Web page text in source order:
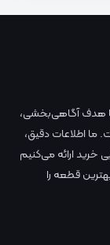
هدف آگاهی‌بخشی،
اطلاعات دقیق،
خرید ارائه می‌کنیم
قطعه را